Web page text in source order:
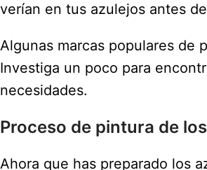
verían en tus azulejos antes
Algunas marcas populares de
Investiga un poco para
necesidades.
Proceso de pintura de
Ahora que has preparado los